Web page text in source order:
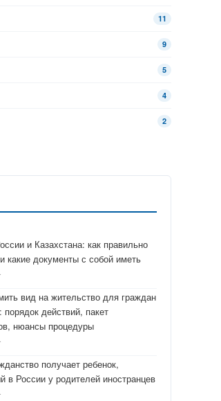
11
9
5
4
2
и Казахстана: как правильно
какие документы с собой иметь
вид на жительство для граждан
порядок действий, пакет
нюансы процедуры
получает ребенок,
в России у родителей иностранцев